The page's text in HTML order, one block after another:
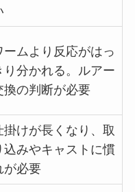
ームより反応がはっ
り分かれる。ルアー
換の判断が必要
掛けが長くなり、取
込みやキャストに慣
が必要